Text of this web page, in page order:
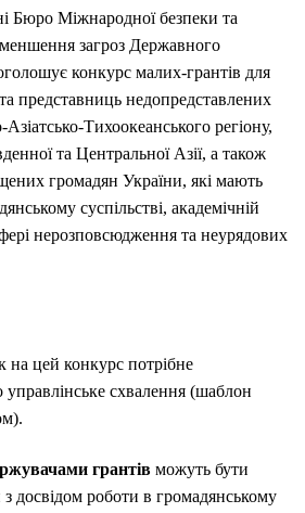
Бюро Міжнародної безпеки та
загроз Державного
конкурс малих-грантів для
представниць недопредставлених
Тихоокеанського регіону,
та Центральної Азії, а також
громадян України, які мають
суспільстві, академічній
нерозповсюдження та неурядових
на цей конкурс потрібне
управлінське схвалення (шаблон
грантівможуть бути
досвідом роботи в громадянському